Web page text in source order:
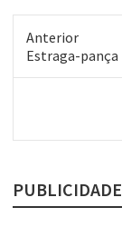
Anterior
Post
Estraga-pança
PUBLICIDADE